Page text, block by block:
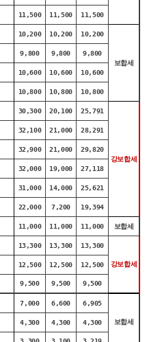
11,500 11,500 11,500
10,200 10,200 10,200
보합세
9,800 9,800 9,800
10,600 10,600 10,600
10,800 10,800 10,800
30,300 20,100 25,791
강보합세
32,100 21,000 28,291
32,900 21,000 29,820
32,000 19,000 27,118
31,000 14,000 25,621
22,000 7,200 19,394
11,000 11,000 11,000 보합세
13,300 13,300 13,300
강보합세
12,500 12,500 12,500
9,500 9,500 9,500
7,000 6,600 6,905
보합세
4,300 4,300 4,300